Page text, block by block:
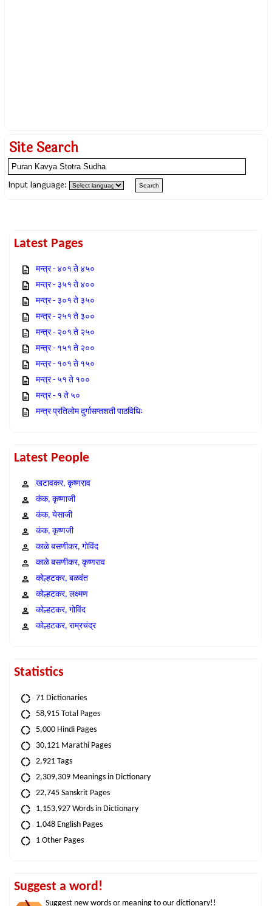
Site Search
Input language:
Latest Pages
मन्त्र - ४०१ ते ४५०
मन्त्र - ३५१ ते ४००
मन्त्र - ३०१ ते ३५०
मन्त्र - २५१ ते ३००
मन्त्र - २०१ ते २५०
मन्त्र - १५१ ते २००
मन्त्र - १०१ ते १५०
मन्त्र - ५१ ते १००
मन्त्र - १ ते ५०
मन्त्र प्रतिलोम दुर्गासप्तशती पाठविधिः
Latest People
खटावकर, कृष्णराव
कंक, कृष्णाजी
कंक, येसाजी
कंक, कृष्णजी
काळे बसणीकर, गोविंद
काळे बसणीकर, कृष्णराव
कोल्हटकर, बळवंत
कोल्हटकर, लक्ष्मण
कोल्हटकर, गोविंद
कोल्हटकर, राम्रचंद्र
Statistics
71 Dictionaries
58,915 Total Pages
5,000 Hindi Pages
30,121 Marathi Pages
2,921 Tags
2,309,309 Meanings in Dictionary
22,745 Sanskrit Pages
1,153,927 Words in Dictionary
1,048 English Pages
1 Other Pages
Suggest a word!
Suggest new words or meaning to our dictionary!!